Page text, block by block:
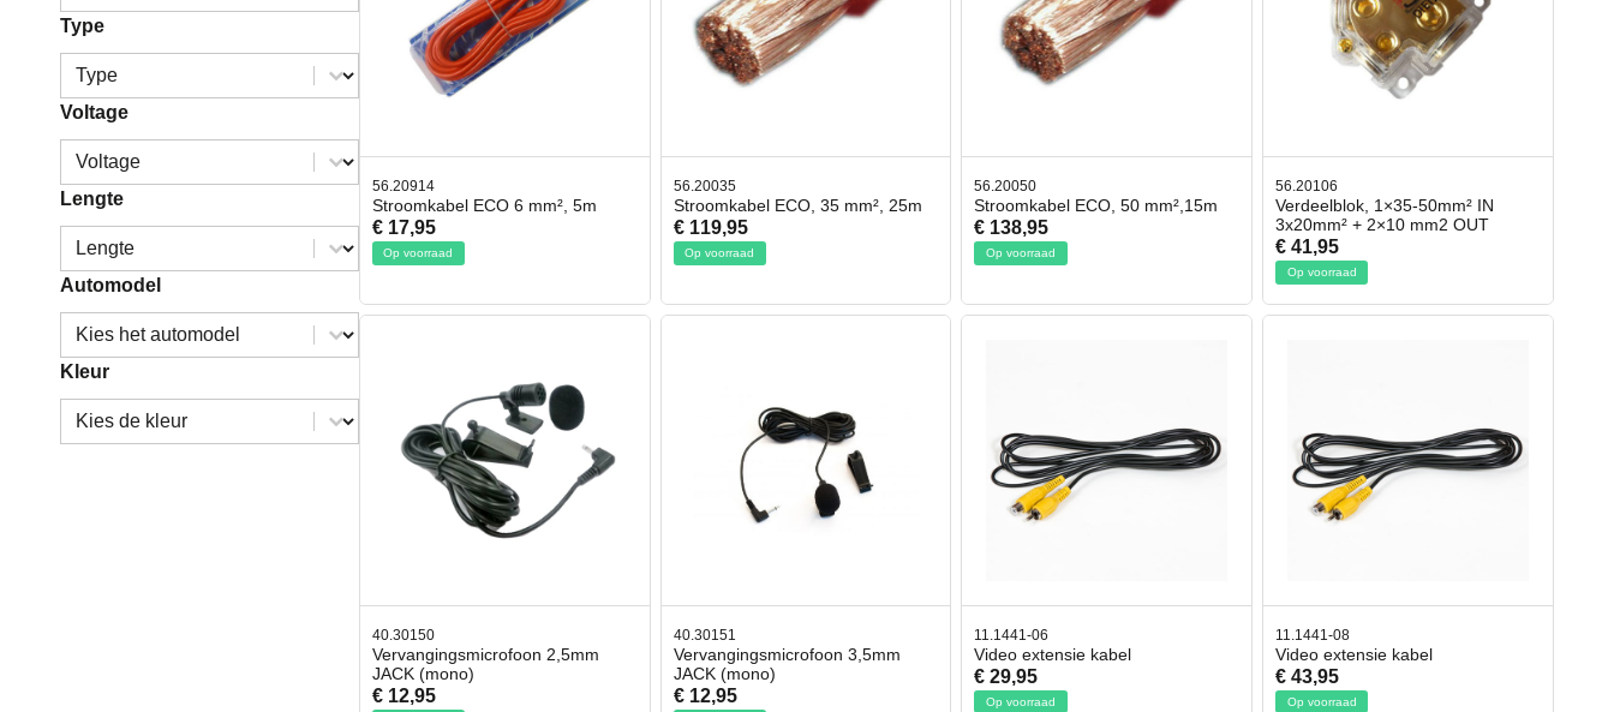
Type
Type
Type
Voltage
Voltage
Voltage
Lengte
Lengte
Lengte
Automodel
Automodel
Automodel
Kleur
Kleur
Kleur
56.20914
Stroomkabel ECO 6 mm², 5m
€ 17,95
Op voorraad
56.20035
Stroomkabel ECO, 35 mm², 25m
€ 119,95
Op voorraad
56.20050
Stroomkabel ECO, 50 mm²,15m
€ 138,95
Op voorraad
56.20106
Verdeelblok, 1×35-50mm² IN
3x20mm² + 2×10 mm2 OUT
€ 41,95
Op voorraad
40.30150
Vervangingsmicrofoon 2,5mm
JACK (mono)
€ 12,95
40.30151
Vervangingsmicrofoon 3,5mm
JACK (mono)
€ 12,95
11.1441-06
Video extensie kabel
€ 29,95
Op voorraad
11.1441-08
Video extensie kabel
€ 43,95
Op voorraad